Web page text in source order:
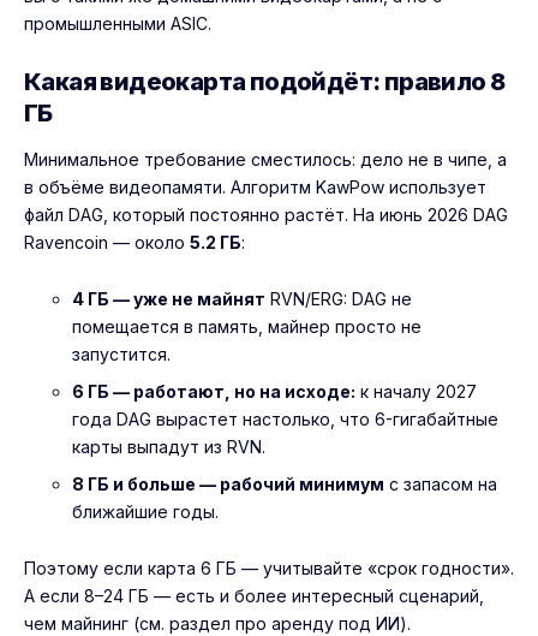
промышленными ASIC.
Какая видеокарта подойдёт: правило 8
ГБ
Минимальное требование сместилось: дело не в чипе, а
в объёме видеопамяти. Алгоритм KawPow использует
файл DAG, который постоянно растёт. На июнь 2026 DAG
Ravencoin — около 5.2 ГБ:
4 ГБ — уже не майнят RVN/ERG: DAG не
помещается в память, майнер просто не
запустится.
6 ГБ — работают, но на исходе: к началу 2027
года DAG вырастет настолько, что 6-гигабайтные
карты выпадут из RVN.
8 ГБ и больше — рабочий минимум с запасом на
ближайшие годы.
Поэтому если карта 6 ГБ — учитывайте «срок годности».
А если 8–24 ГБ — есть и более интересный сценарий,
чем майнинг (см. раздел про аренду под ИИ).